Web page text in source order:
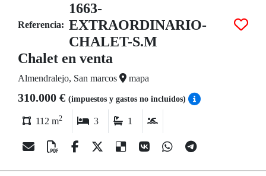
Referencia:
1663-
EXTRAORDINARIO-
CHALET-S.M
Chalet en venta
Almendralejo, San marcos mapa
310.000 € (impuestos y gastos no incluídos)
112 m2 3 1